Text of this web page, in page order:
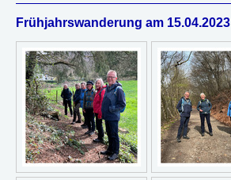
Frühjahrswanderung am 15.04.2023